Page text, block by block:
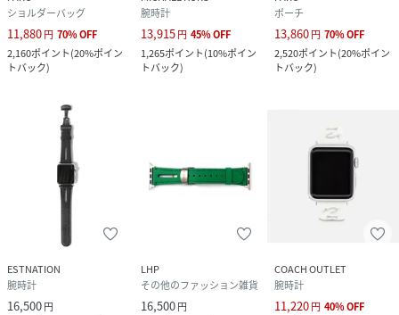
この革の柔らかさ・耐久性・発色の美しさは、イタリア ヴェ
ネト州 ヴィチェンツァならではの歴史あるノウハウの伝承に
よって生み出されています。
品質なグレードの牛革は、環境配慮と公正な取引を審査する
国際団体 ”Leather Working Group” の厳しい基準をク
リアしたタンナーで生産されており、持続可能なモノづくり
の一助になっています。
素材 牛革
ショルダーバッグ
11,880円 70%OFF
2,160ポイント(20%ポイン
トバック)
腕時計
13,915円 45%OFF
1,265ポイント(10%ポイン
トバック)
ポーチ
13,860円 70%OFF
2,520ポイント(20%ポイン
トバック)
ESTNATION
腕時計
16,500円
LHP
その他のファッション雑貨
16,500円
COACH OUTLET
腕時計
11,220円 40%OFF